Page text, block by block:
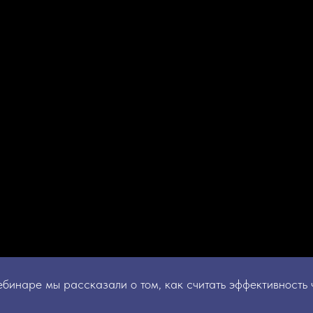
мы рассказали о том, как считать эффективность